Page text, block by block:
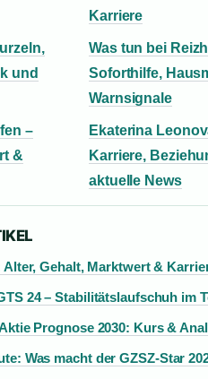
Karriere
und
Was tun bei
Soforthilfe,
Warnsignale
–
&
Ekaterina
Karriere,
aktuelle News
Gehalt, Marktwert &
24 – Stabilitätslaufschuh im
Prognose 2030: Kurs &
Was macht der GZSZ-Star